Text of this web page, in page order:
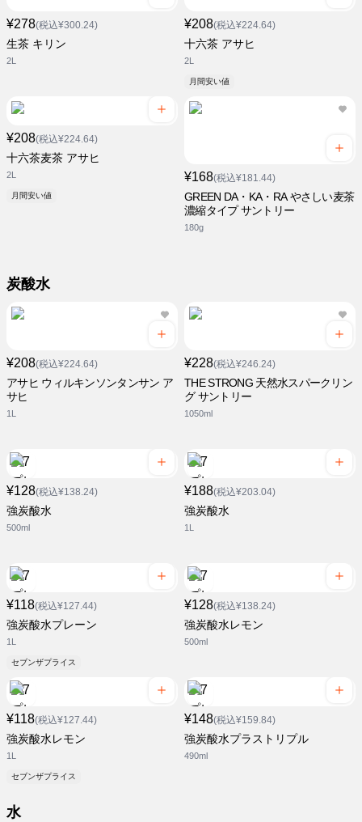
¥278(税込¥300.24)
生茶 キリン
2L
¥208(税込¥224.64)
十六茶 アサヒ
2L
月間安い値
¥208(税込¥224.64)
十六茶麦茶 アサヒ
2L
月間安い値
¥168(税込¥181.44)
GREEN DA・KA・RA やさしい麦茶
濃縮タイプ サントリー
180g
炭酸水
¥208(税込¥224.64)
アサヒ ウィルキンソンタンサン ア
サヒ
1L
¥228(税込¥246.24)
THE STRONG 天然水スパークリン
グ サントリー
1050ml
¥128(税込¥138.24)
強炭酸水
500ml
¥188(税込¥203.04)
強炭酸水
1L
¥118(税込¥127.44)
強炭酸水プレーン
1L
セブンザプライス
¥128(税込¥138.24)
強炭酸水レモン
500ml
¥118(税込¥127.44)
強炭酸水レモン
1L
セブンザプライス
¥148(税込¥159.84)
強炭酸水プラストリプル
490ml
水